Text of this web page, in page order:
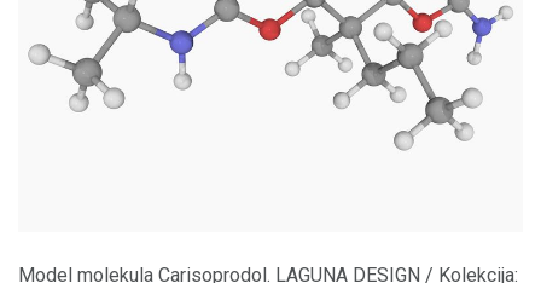
Model molekula Carisoprodol. LAGUNA DESIGN / Kolekcija: